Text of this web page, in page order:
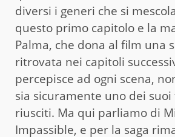
diversi i generi che si
questo primo capitolo e la
Palma, che dona al film una
ritrovata nei capitoli
percepisce ad ogni scena,
sia sicuramente uno dei
riusciti. Ma qui parliamo di
Impassible, e per la saga